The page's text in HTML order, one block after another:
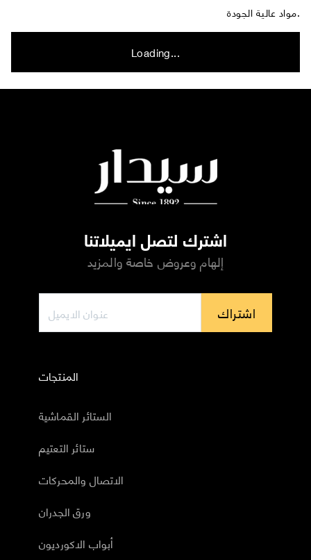
مواد عالية الجودة.
Loading...
اشترك لتصل ايميلاتنا
إلهام وعروض خاصة والمزيد
اشتراك
المنتجات
الستائر القماشية
ستائر التعتيم
الاتصال والمحركات
ورق الجدران
أبواب الاكورديون